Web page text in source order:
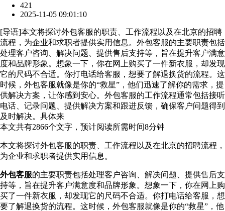
421
2025-11-05 09:01:10
[导语]本文将探讨外包客服的职责、工作流程以及在北京的招聘
流程，为企业和求职者提供实用信息。外包客服的主要职责包括
处理客户咨询、解决问题、提供售后支持等，旨在提升客户满意
度和品牌形象。想象一下，你在网上购买了一件新衣服，却发现
它的尺码不合适。你打电话给客服，想要了解退换货的流程。这
时候，外包客服就像是你的“救星”，他们迅速了解你的需求，提
供解决方案，让你感到安心。外包客服的工作流程通常包括接听
电话、记录问题、提供解决方案和跟进反馈，确保客户问题得到
及时解决。具体来
本文共有2866个文字，预计阅读所需时间8分钟
本文将探讨外包客服的职责、工作流程以及在北京的招聘流程，
为企业和求职者提供实用信息。
外包客服的主要职责包括处理客户咨询、解决问题、提供售后支
持等，旨在提升客户满意度和品牌形象。想象一下，你在网上购
买了一件新衣服，却发现它的尺码不合适。你打电话给客服，想
要了解退换货的流程。这时候，外包客服就像是你的“救星”，他